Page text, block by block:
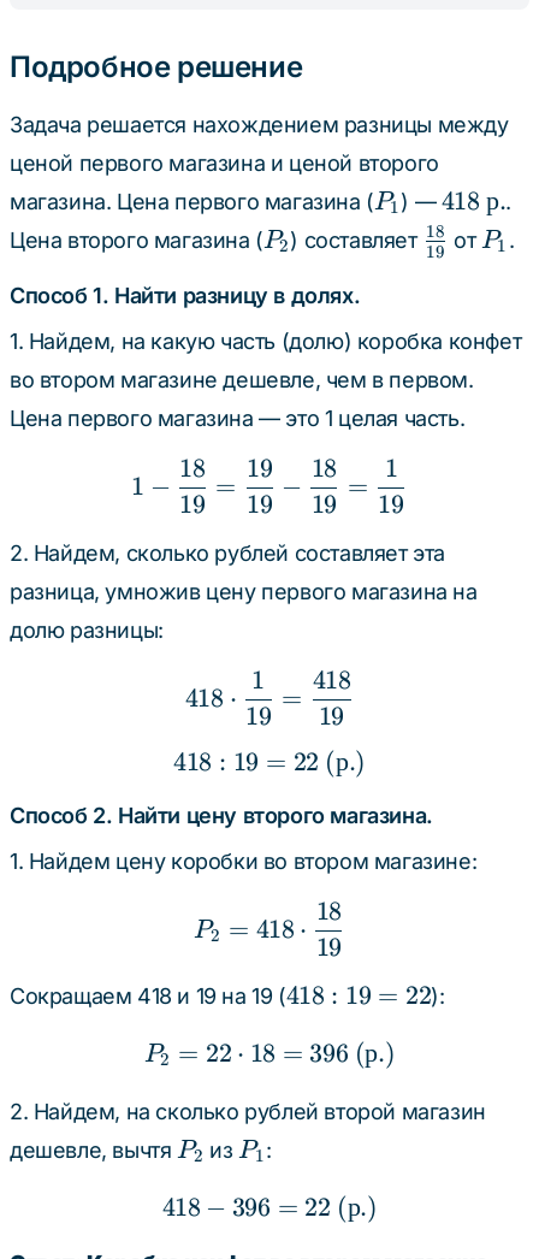
(р.)}
Подробное решение
Задача решается нахождением разницы между
ценой первого магазина и ценой второго
магазина. Цена первого магазина (P_1
P1) —418
\text{
р.}
418 р..
Цена второго магазина (P_2
P2) составляет \frac{18}
{19}
19
18 от P_1
P1 .
Способ 1. Найти разницу в долях.
1. Найдем, на какую часть (долю) коробка конфет
во втором магазине дешевле, чем в первом.
Цена первого магазина — это 1 целая часть.
1 - \frac{18}{19} =
1 −
19
18
=
19
19
−
19
18
=
19
1
2. Найдем, сколько рублей составляет эта
разница, умножив цену первого магазина на
долю разницы:
418 \cdot
418 ⋅
19
1
=
19
418
418 : 19 = 22 \text{
418 : 19 = 22 (р.)
Способ 2. Найти цену второго магазина.
1. Найдем цену коробки во втором магазине:
P_2 = 418 \cdot
P2 = 418 ⋅
19
18
Сокращаем 418 и 19 на 19 (418
19
22
418 : 19 = 22):
P_2 = 22 \cdot 18 =
P2 = 22 ⋅ 18 = 396 (р.)
2. Найдем, на сколько рублей второй магазин
дешевле, вычтя P_2
P2 из P_1
P1:
418 - 396 = 22 \text{
418 − 396 = 22 (р.)